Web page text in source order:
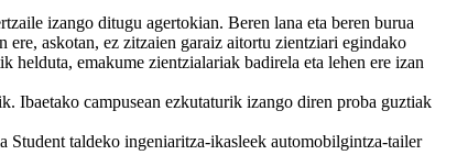
izango ditugu agertokian. Beren lana eta beren burua
askotan, ez zitzaien garaiz aitortu zientziari egindako
helduta, emakume zientzialariak badirela eta lehen ere izan
Ibaetako campusean ezkutaturik izango diren proba guztiak
Student taldeko ingeniaritza-ikasleek automobilgintza-tailer